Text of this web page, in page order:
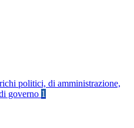
politici, di amministrazione,
governo 1